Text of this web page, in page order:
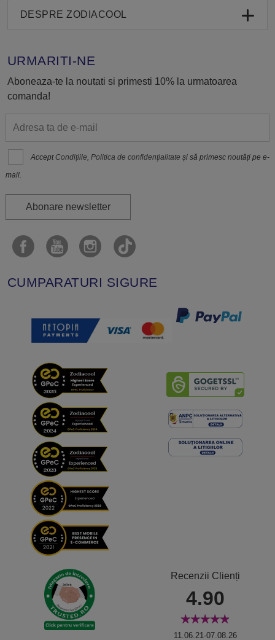
DESPRE ZODIACOOL
URMARITI-NE
Aboneaza-te la noutati si primesti 10% la urmatoarea
comanda!
Accept Condițiile ,Politica de confidenţialitate și să primesc noutăți pe e-
mail.
Abonare newsletter
CUMPARATURI SIGURE
Recenzii Clienți
4.90
11.06.21-07.08.26